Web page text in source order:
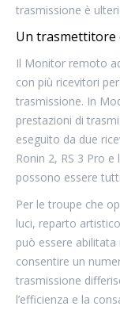
trasmissione è
Un trasmettitore
Il Monitor remoto
con più ricevitori
trasmissione. In
prestazioni di
eseguito da due
Ronin 2, RS 3 Pro
possono essere
Per le troupe che
luci, reparto
può essere
consentire un
trasmissione
l’efficienza e la